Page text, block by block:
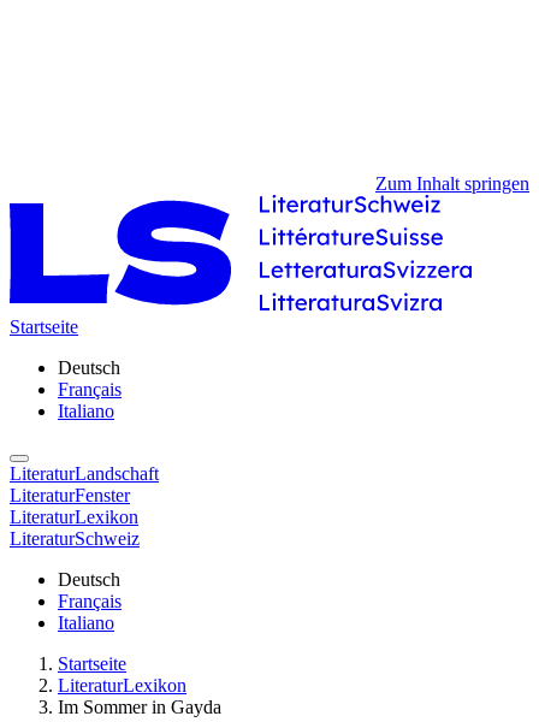
Zum Inhalt springen
Startseite
Deutsch
Français
Italiano
LiteraturLandschaft
LiteraturFenster
LiteraturLexikon
LiteraturSchweiz
Deutsch
Français
Italiano
Startseite
LiteraturLexikon
Im Sommer in Gayda